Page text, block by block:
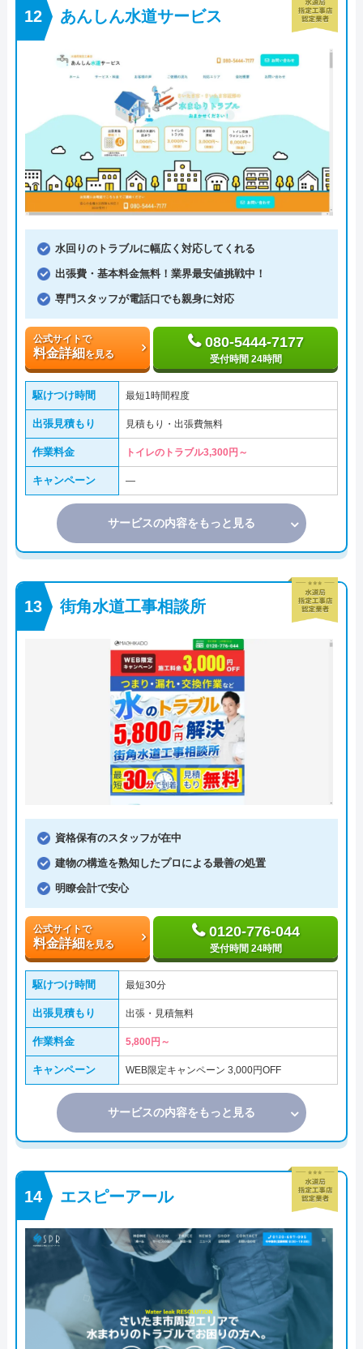
あんしん水道サービス
水回りのトラブルに幅広く対応してくれる
出張費・基本料金無料！業界最安値挑戦中！
専門スタッフが電話口でも親身に対応
公式サイトで
料金詳細を見る
080-5444-7177
受付時間 24時間
駆けつけ時間 最短1時間程度
出張見積もり 見積もり・出張費無料
作業料金 トイレのトラブル3,300円～
キャンペーン ―
サービスの内容をもっと見る
街角水道工事相談所
資格保有のスタッフが在中
建物の構造を熟知したプロによる最善の処置
明瞭会計で安心
公式サイトで
料金詳細を見る
0120-776-044
受付時間 24時間
駆けつけ時間 最短30分
出張見積もり 出張・見積無料
作業料金 5,800円～
キャンペーン WEB限定キャンペーン 3,000円OFF
サービスの内容をもっと見る
エスピーアール